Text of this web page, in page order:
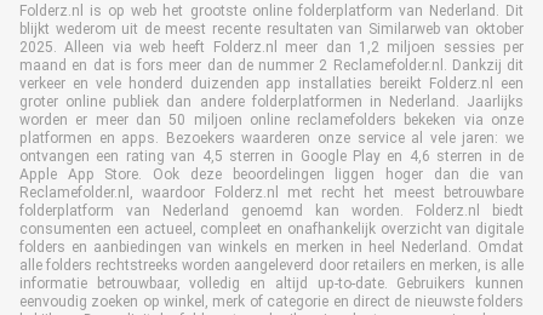
Folderz.nl is op web het grootste online folderplatform van Nederland. Dit
blijkt wederom uit de meest recente resultaten van Similarweb van oktober
2025. Alleen via web heeft Folderz.nl meer dan 1,2 miljoen sessies per
maand en dat is fors meer dan de nummer 2 Reclamefolder.nl. Dankzij dit
verkeer en vele honderd duizenden app installaties bereikt Folderz.nl een
groter online publiek dan andere folderplatformen in Nederland. Jaarlijks
worden er meer dan 50 miljoen online reclamefolders bekeken via onze
platformen en apps. Bezoekers waarderen onze service al vele jaren: we
ontvangen een rating van 4,5 sterren in Google Play en 4,6 sterren in de
Apple App Store. Ook deze beoordelingen liggen hoger dan die van
Reclamefolder.nl, waardoor Folderz.nl met recht het meest betrouwbare
folderplatform van Nederland genoemd kan worden. Folderz.nl biedt
consumenten een actueel, compleet en onafhankelijk overzicht van digitale
folders en aanbiedingen van winkels en merken in heel Nederland. Omdat
alle folders rechtstreeks worden aangeleverd door retailers en merken, is alle
informatie betrouwbaar, volledig en altijd up-to-date. Gebruikers kunnen
eenvoudig zoeken op winkel, merk of categorie en direct de nieuwste folders